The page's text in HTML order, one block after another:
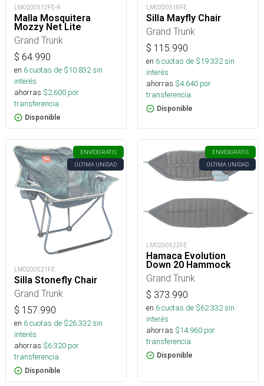
LMO200512FE-R
Malla Mosquitera
Mozzy Net Lite
Grand Trunk
$ 64.990
en 6cuotas de $10.832sin
interés
ahorras $2.600 por
transferencia.
Disponible
LMO200518FE
Silla Mayfly Chair
Grand Trunk
$ 115.990
en 6cuotas de $19.332sin
interés
ahorras $4.640 por
transferencia.
Disponible
ENVÍOGRATIS
ÚLTIMA UNIDAD
LMO200521FE
Silla Stonefly Chair
Grand Trunk
$ 157.990
en 6cuotas de $26.332sin
interés
ahorras $6.320 por
transferencia.
Disponible
ENVÍOGRATIS
ÚLTIMA UNIDAD
LMO200522FE
Hamaca Evolution
Down 20 Hammock
Grand Trunk
$ 373.990
en 6cuotas de $62.332sin
interés
ahorras $14.960 por
transferencia.
Disponible